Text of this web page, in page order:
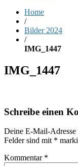
Home
/
Bilder 2024
/
IMG_1447
IMG_1447
Schreibe einen
Deine E-Mail-
Felder sind mit *
Kommentar *